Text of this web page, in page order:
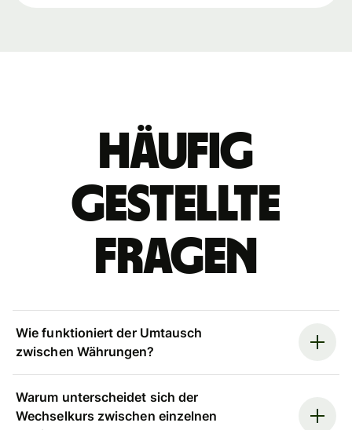
Häufig
gestellte
Fragen
Wie funktioniert der Umtausch
zwischen Währungen?
Warum unterscheidet sich der
Wechselkurs zwischen einzelnen